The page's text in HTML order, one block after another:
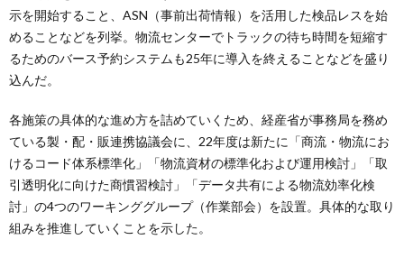
示を開始すること、ASN（事前出荷情報）を活用した検品レスを始
めることなどを列挙。物流センターでトラックの待ち時間を短縮す
るためのバース予約システムも25年に導入を終えることなどを盛り
込んだ。
各施策の具体的な進め方を詰めていくため、経産省が事務局を務め
ている製・配・販連携協議会に、22年度は新たに「商流・物流にお
けるコード体系標準化」「物流資材の標準化および運用検討」「取
引透明化に向けた商慣習検討」「データ共有による物流効率化検
討」の4つのワーキンググループ（作業部会）を設置。具体的な取り
組みを推進していくことを示した。